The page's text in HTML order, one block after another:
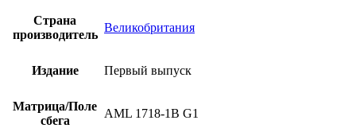
пресс)Страна
производитель
Великобритания
Издание Первый выпуск
Матрица/Поле
сбега
AML 1718-1B G1